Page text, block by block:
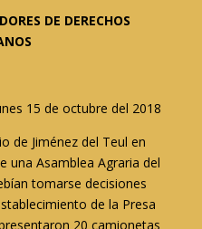
DE DERECHOS
15 de octubre del 2018
de Jiménez del Teul en
una Asamblea Agraria del
tomarse decisiones
de la Presa
20 camionetas